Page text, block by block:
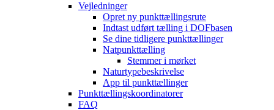
Vejledninger
Opret ny punkttællingsrute
Indtast udført tælling i DOFbasen
Se dine tidligere punkttællinger
Natpunkttælling
Stemmer i mørket
Naturtypebeskrivelse
App til punkttællinger
Punkttællingskoordinatorer
FAQ